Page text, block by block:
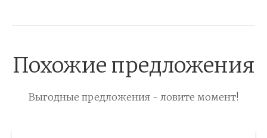
Похожие предложения
Выгодные предложения - ловите момент!